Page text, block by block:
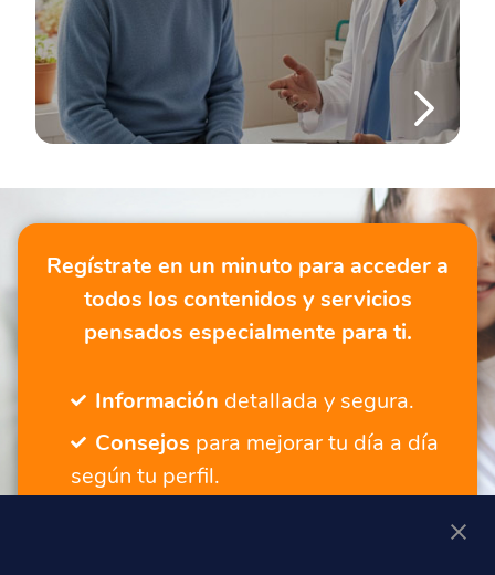
Regístrate en un minuto para acceder a
todos los contenidos y servicios
pensados especialmente para ti.
Información detallada y segura.
Consejos para mejorar tu día a día
según tu perfil.